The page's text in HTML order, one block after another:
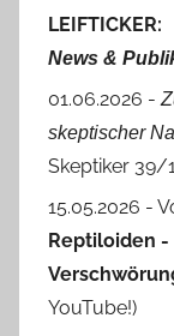
LEIFTICKER:
News &
01.06.2026 -
skeptischer
Skeptiker 39/
15.05.2026 -
Reptiloiden
YouTube!)